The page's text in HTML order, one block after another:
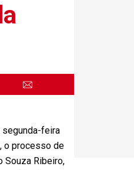
segunda-feira
o processo de
Souza Ribeiro,